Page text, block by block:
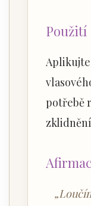
Použití
potřebě